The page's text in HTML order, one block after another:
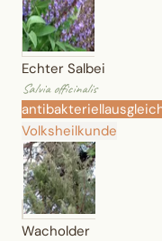
Glossar
Echter Salbei
Salvia officinalis
antibakteriell
Volksheilkunde
Wacholder